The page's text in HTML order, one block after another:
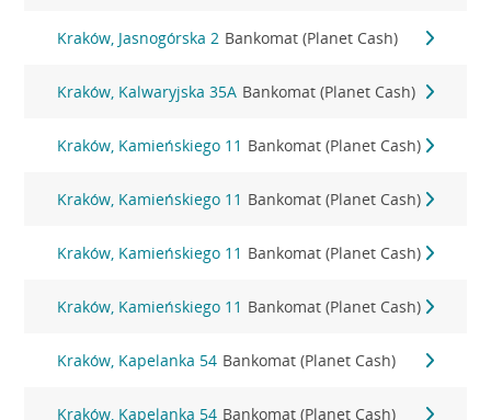
Kraków, Jasnogórska 2 Bankomat (Planet Cash)
Kraków, Kalwaryjska 35A Bankomat (Planet Cash)
Kraków, Kamieńskiego 11 Bankomat (Planet Cash)
Kraków, Kamieńskiego 11 Bankomat (Planet Cash)
Kraków, Kamieńskiego 11 Bankomat (Planet Cash)
Kraków, Kamieńskiego 11 Bankomat (Planet Cash)
Kraków, Kapelanka 54 Bankomat (Planet Cash)
Kraków, Kapelanka 54 Bankomat (Planet Cash)